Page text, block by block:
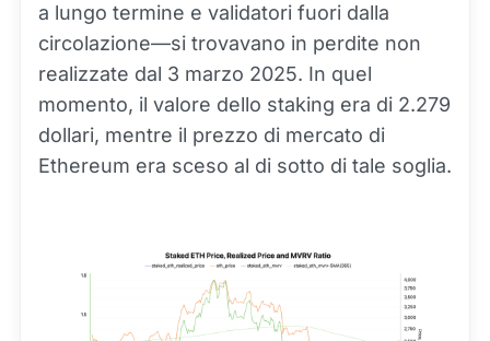
a lungo termine e validatori fuori dalla
circolazione—si trovavano in perdite non
realizzate dal 3 marzo 2025. In quel
momento, il valore dello staking era di 2.279
dollari, mentre il prezzo di mercato di
Ethereum era sceso al di sotto di tale soglia.